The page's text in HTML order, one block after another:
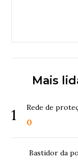
Mais
1 Rede de
0
Bastidor da